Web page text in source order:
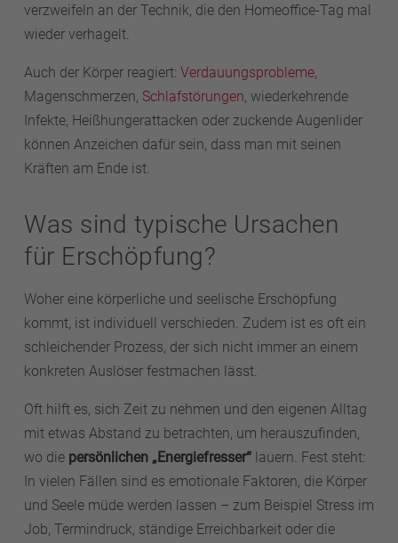
verzweifeln an der Technik, die den Homeoffice-Tag mal
wieder verhagelt.
Auch der Körper reagiert: Verdauungsprobleme,
Magenschmerzen, Schlafstörungen, wiederkehrende
Infekte, Heißhungerattacken oder zuckende Augenlider
können Anzeichen dafür sein, dass man mit seinen
Kräften am Ende ist.
Was sind typische Ursachen
für Erschöpfung?
Woher eine körperliche und seelische Erschöpfung
kommt, ist individuell verschieden. Zudem ist es oft ein
schleichender Prozess, der sich nicht immer an einem
konkreten Auslöser festmachen lässt.
Oft hilft es, sich Zeit zu nehmen und den eigenen Alltag
mit etwas Abstand zu betrachten, um herauszufinden,
wo die persönlichen „Energiefresser“ lauern. Fest steht:
In vielen Fällen sind es emotionale Faktoren, die Körper
und Seele müde werden lassen – zum Beispiel Stress im
Job, Termindruck, ständige Erreichbarkeit oder die